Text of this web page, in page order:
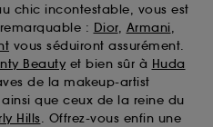
chic incontestable, vous est
: Dior, Armani,
vous séduiront assurément.
Beauty et bien sûr à Huda
de la makeup-artist
ainsi que ceux de la reine du
Hills. Offrez-vous enfin une